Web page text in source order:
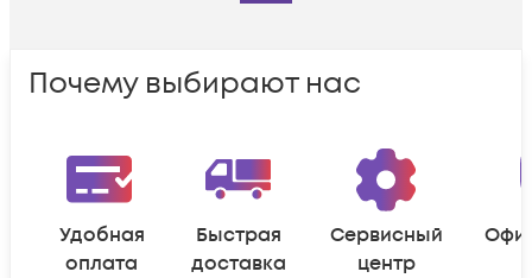
Почему выбирают нас
Удобная
оплата
Быстрая
доставка
Сервисный
центр